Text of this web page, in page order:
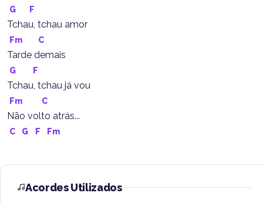
G F
Tchau, tchau amor
Fm C
Tarde demais
G F
Tchau, tchau já vou
Fm C
Não volto atrás...
C G F Fm
Acordes Utilizados